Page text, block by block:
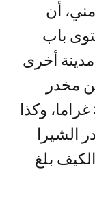
باب
أخرى
مخدر
الكوكايين بلغ وزنها الإجمالي327 غراما، وكذا
مخدر الشيرا
بلغ